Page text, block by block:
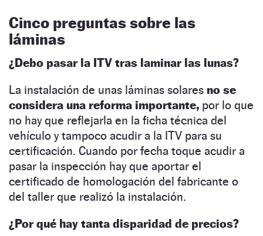
Cinco preguntas sobre las
láminas
¿Debo pasar la ITV tras laminar las lunas?
La instalación de unas láminas solares no se
considera una reforma importante, por lo que
no hay que reflejarla en la ficha técnica del
vehículo y tampoco acudir a la ITV para su
certificación. Cuando por fecha toque acudir a
pasar la inspección hay que aportar el
certificado de homologación del fabricante o
del taller que realizó la instalación.
¿Por qué hay tanta disparidad de precios?